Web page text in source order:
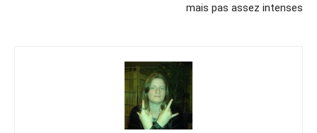
mais pas assez intenses